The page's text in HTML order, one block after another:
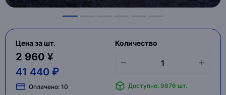
Цена за шт.
2 960 ¥
41 440 ₽
Оплачено: 10
Количество
Доступно: 9876 шт.